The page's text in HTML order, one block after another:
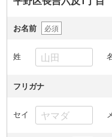
お名前 必須
姓
フリガナ
セイ